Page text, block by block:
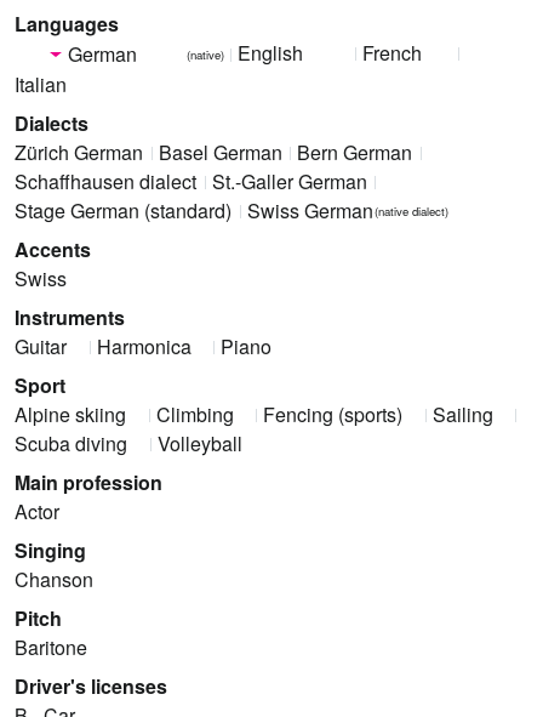
Languages
German
(native) English
French
Italian
Dialects
Zürich German
Basel German
Bern German
Schaffhausen dialect St.-Galler German
Stage German (standard)
Swiss German(native dialect)
Accents
Swiss
Instruments
Guitar
Harmonica
Piano
Sport
Alpine skiing
Climbing Fencing (sports)
Sailing
Scuba diving
Volleyball
Main profession
Actor
Singing
Chanson
Pitch
Baritone
Driver's licenses